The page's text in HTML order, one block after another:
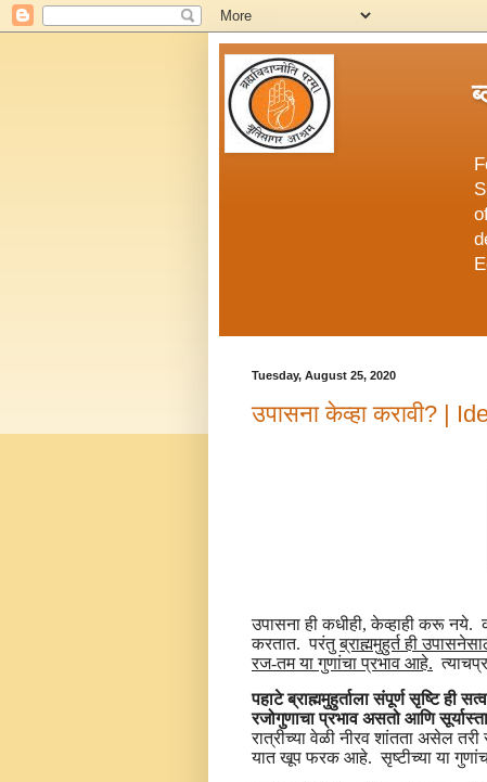
Tuesday, August 25, 2020
उपासना केव्हा करावी? |
उपासना ही कधीही, केव्हाही करू नये.
करतात. परंतुब्राह्ममुहुर्त ही
रज-तम या गुणांचा प्रभाव आहे.
पहाटे ब्राह्ममुहुर्ताला संपूर्ण सृष्टि
रजोगुणाचा प्रभाव असतो आणि
रात्रीच्या वेळी नीरव शांतता असेल तरी
यात खूप फरक आहे. सृष्टीच्या या